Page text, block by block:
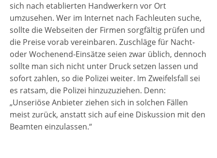
sich nach etablierten Handwerkern vor Ort
umzusehen. Wer im Internet nach Fachleuten suche,
sollte die Webseiten der Firmen sorgfältig prüfen und
die Preise vorab vereinbaren. Zuschläge für Nacht-
oder Wochenend-Einsätze seien zwar üblich, dennoch
sollte man sich nicht unter Druck setzen lassen und
sofort zahlen, so die Polizei weiter. Im Zweifelsfall sei
es ratsam, die Polizei hinzuzuziehen. Denn:
„Unseriöse Anbieter ziehen sich in solchen Fällen
meist zurück, anstatt sich auf eine Diskussion mit den
Beamten einzulassen.“